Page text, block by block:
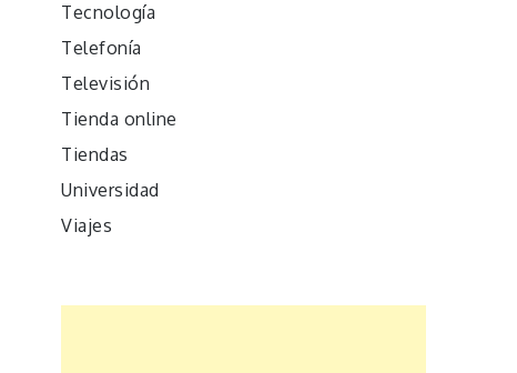
Tecnología
Telefonía
Televisión
Tienda online
Tiendas
Universidad
Viajes